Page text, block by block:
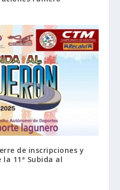
de inscripciones y
11ª Subida al